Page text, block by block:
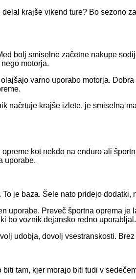
krajše vikend ture? Bo sezono
bolj smiselne začetne nakupe
motorja.
varno uporabo motorja.
načrtuje krajše izlete, je smiselna
kot nekdo na enduro ali
uporabe.
je baza. Šele nato pridejo
Preveč športna oprema
bo voznik dejansko redno uporabljal.
udobja, dovolj vsestranskosti.
tam, kjer morajo biti tudi v